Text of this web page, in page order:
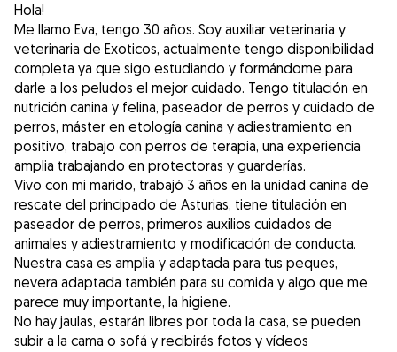
Hola!
Me llamo Eva, tengo 30 años. Soy auxiliar veterinaria y
veterinaria de Exoticos, actualmente tengo disponibilidad
completa ya que sigo estudiando y formándome para
darle a los peludos el mejor cuidado. Tengo titulación en
nutrición canina y felina, paseador de perros y cuidado de
perros, máster en etología canina y adiestramiento en
positivo, trabajo con perros de terapia, una experiencia
amplia trabajando en protectoras y guarderías.
Vivo con mi marido, trabajó 3 años en la unidad canina de
rescate del principado de Asturias, tiene titulación en
paseador de perros, primeros auxilios cuidados de
animales y adiestramiento y modificación de conducta.
Nuestra casa es amplia y adaptada para tus peques,
nevera adaptada también para su comida y algo que me
parece muy importante, la higiene.
No hay jaulas, estarán libres por toda la casa, se pueden
subir a la cama o sofá y recibirás fotos y vídeos